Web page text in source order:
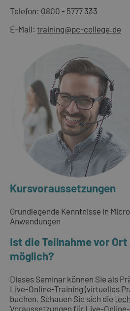
Telefon: 0800 - 5777 333
E-Mail: training@pc-college.de
Kursvoraussetzungen
Grundlegende Kenntnisse in
Anwendungen
Ist die Teilnahme vor
möglich?
Dieses Seminar können Sie als
Live-Online-Training (virtuelles
buchen. Schauen Sie sich die
Voraussetzungen für Live-